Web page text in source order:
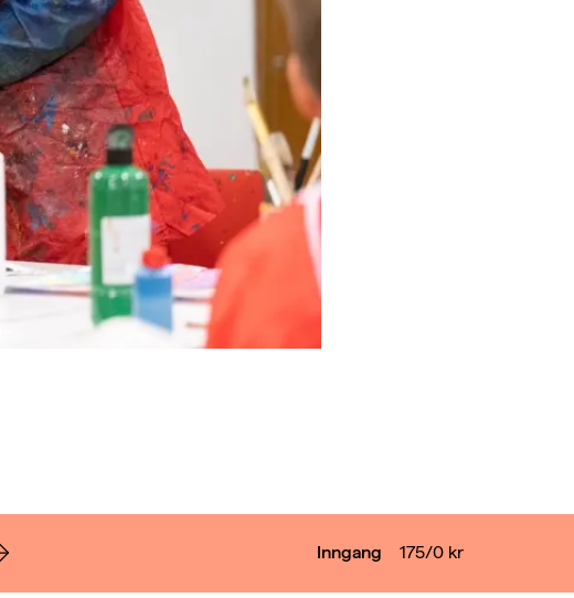
Inngang 175/0 kr